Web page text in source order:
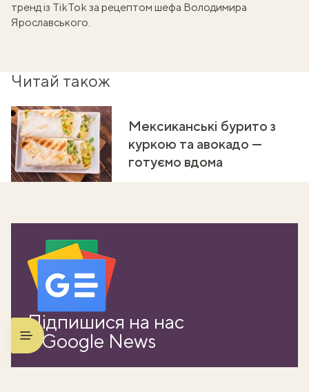
тренд із TikTokза рецептом шефа Володимира
Ярославського.
Читай також
Мексиканські бурито з
куркою та авокадо —
готуємо вдома
Підпишися на нас
в Google News